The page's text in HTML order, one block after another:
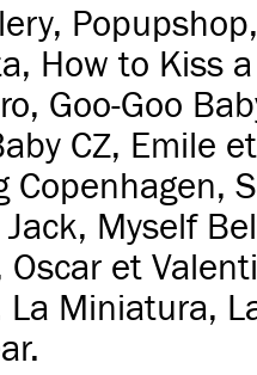
How to Kiss
Goo-Goo
CZ, Emile
Copenhagen,
Myself
et
La Miniatura,